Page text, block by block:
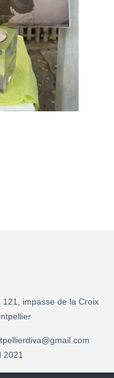
121, impasse de la Croix
2021